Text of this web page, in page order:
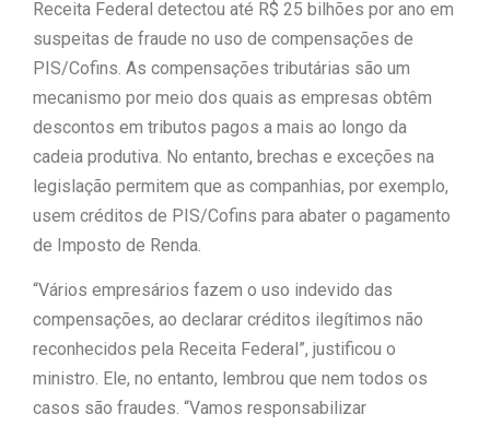
Receita Federal detectou até R$ 25 bilhões por ano em
suspeitas de fraude no uso de compensações de
PIS/Cofins. As compensações tributárias são um
mecanismo por meio dos quais as empresas obtêm
descontos em tributos pagos a mais ao longo da
cadeia produtiva. No entanto, brechas e exceções na
legislação permitem que as companhias, por exemplo,
usem créditos de PIS/Cofins para abater o pagamento
de Imposto de Renda.
“Vários empresários fazem o uso indevido das
compensações, ao declarar créditos ilegítimos não
reconhecidos pela Receita Federal”, justificou o
ministro. Ele, no entanto, lembrou que nem todos os
casos são fraudes. “Vamos responsabilizar